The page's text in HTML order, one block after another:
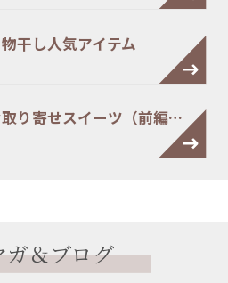
干し人気アイテム
り寄せスイーツ（前編…
ガ＆ブログ